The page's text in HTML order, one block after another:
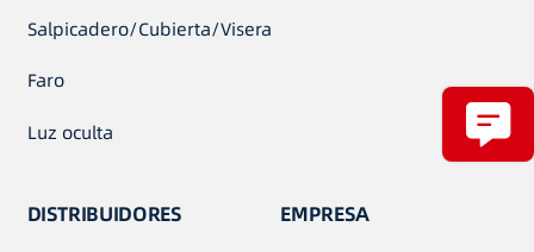
Salpicadero/Cubierta/Visera
Faro
Luz oculta
DISTRIBUIDORES EMPRESA